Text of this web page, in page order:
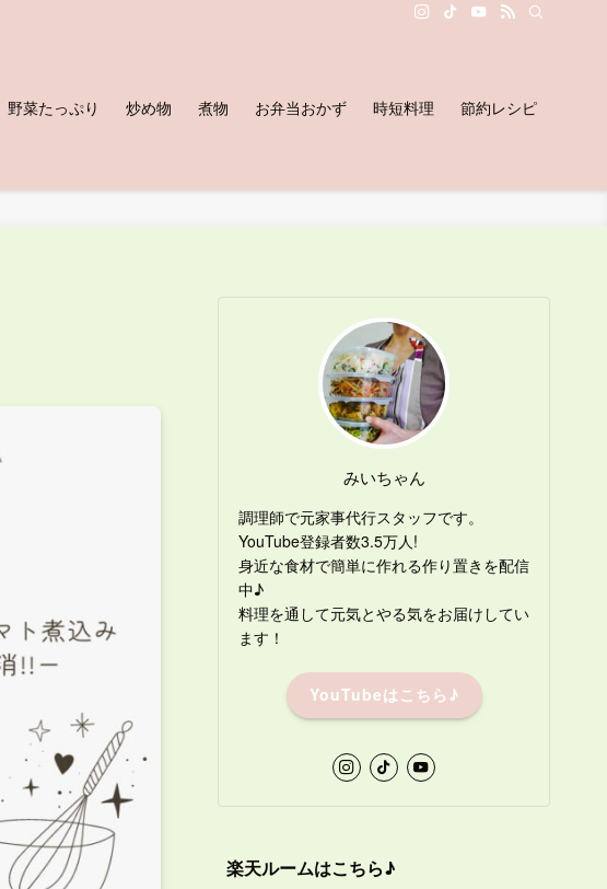
野菜たっぷり 炒め物 煮物 お弁当おかず 時短料理 節約レシピ
みいちゃん
調理師で元家事代行スタッフです。
YouTube登録者数3.5万人!
身近な食材で簡単に作れる作り置きを配信
中♪
料理を通して元気とやる気をお届けしてい
ます！
YouTubeはこちら♪
楽天ルームはこちら♪